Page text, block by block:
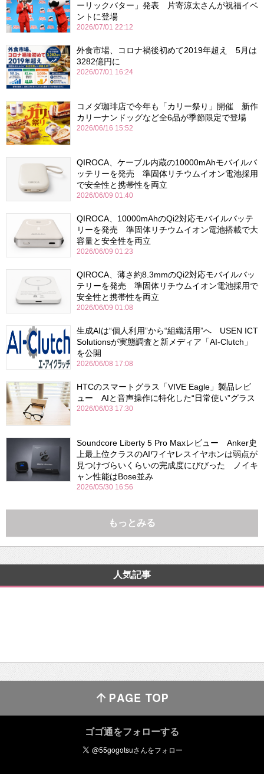
ーリックバター」発表 片寄涼太さんが祝福イベ
ントに登場
2026/07/01 22:12
外食市場、コロナ禍後初めて2019年超え 5月は
3282億円に
2026/07/01 16:24
コメダ珈琲店で今年も「カリー祭り」開催 新作
カリーナンドッグなど全6品が季節限定で登場
2026/06/16 15:52
QIROCA、ケーブル内蔵の10000mAhモバイルバ
ッテリーを発売 準固体リチウムイオン電池採用
で安全性と携帯性を両立
2026/06/09 01:40
QIROCA、10000mAhのQi2対応モバイルバッテ
リーを発売 準固体リチウムイオン電池搭載で大
容量と安全性を両立
2026/06/09 01:23
QIROCA、薄さ約8.3mmのQi2対応モバイルバッ
テリーを発売 準固体リチウムイオン電池採用で
安全性と携帯性を両立
2026/06/09 01:08
生成AIは“個人利用”から“組織活用”へ USEN ICT
Solutionsが実態調査と新メディア「AI-Clutch」
を公開
2026/06/08 17:08
HTCのスマートグラス「VIVE Eagle」製品レビ
ュー AIと音声操作に特化した“日常使い”グラス
2026/06/03 17:30
Soundcore Liberty 5 Pro Maxレビュー Anker史
上最上位クラスのAIワイヤレスイヤホンは弱点が
見つけづらいくらいの完成度にびびった ノイキ
ャン性能はBose並み
2026/05/30 16:56
もっとみる
人気記事
ゴゴ通をフォローする